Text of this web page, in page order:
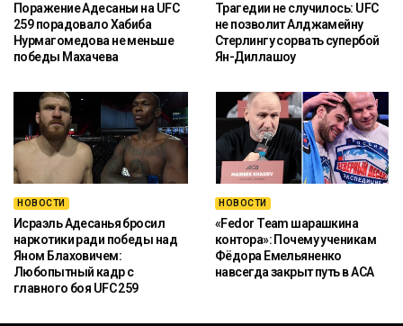
Поражение Адесаньи на UFC
259 порадовало Хабиба
Нурмагомедова не меньше
победы Махачева
Трагедии не случилось: UFC
не позволит Алджамейну
Стерлингу сорвать супербой
Ян-Диллашоу
НОВОСТИ
Исраэль Адесанья бросил
наркотики ради победы над
Яном Блаховичем:
Любопытный кадр с
главного боя UFC 259
НОВОСТИ
«Fedor Team шарашкина
контора»: Почему ученикам
Фёдора Емельяненко
навсегда закрыт путь в ACA